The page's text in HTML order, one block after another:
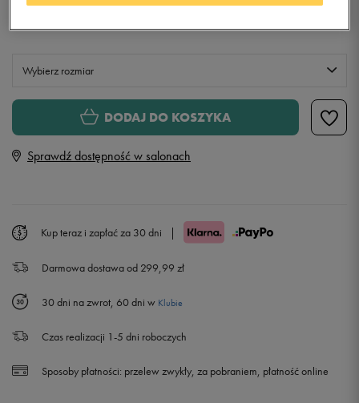
Wybierz rozmiar
S
DODAJ DO KOSZYKA
Sprawdź dostępność w salonach
Kup teraz i zapłać za 30 dni |
Darmowa dostawa od 299,99 zł
30 dni na zwrot, 60 dni w Klubie
Czas realizacji 1-5 dni roboczych
Sposoby płatności: przelew zwykły, za pobraniem, płatność online